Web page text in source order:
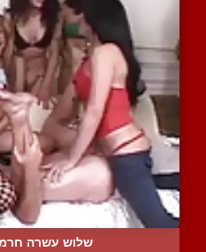
שלוש עשרה